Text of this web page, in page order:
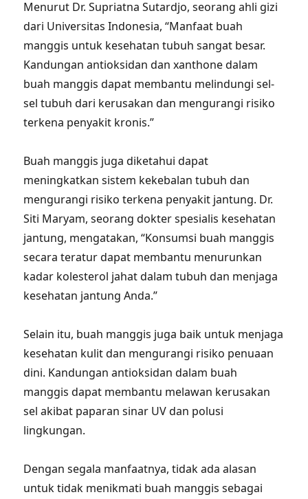
Menurut Dr. Supriatna Sutardjo, seorang ahli gizi
dari Universitas Indonesia, “Manfaat buah
manggis untuk kesehatan tubuh sangat besar.
Kandungan antioksidan dan xanthone dalam
buah manggis dapat membantu melindungi sel-
sel tubuh dari kerusakan dan mengurangi risiko
terkena penyakit kronis.”
Buah manggis juga diketahui dapat
meningkatkan sistem kekebalan tubuh dan
mengurangi risiko terkena penyakit jantung. Dr.
Siti Maryam, seorang dokter spesialis kesehatan
jantung, mengatakan, “Konsumsi buah manggis
secara teratur dapat membantu menurunkan
kadar kolesterol jahat dalam tubuh dan menjaga
kesehatan jantung Anda.”
Selain itu, buah manggis juga baik untuk menjaga
kesehatan kulit dan mengurangi risiko penuaan
dini. Kandungan antioksidan dalam buah
manggis dapat membantu melawan kerusakan
sel akibat paparan sinar UV dan polusi
lingkungan.
Dengan segala manfaatnya, tidak ada alasan
untuk tidak menikmati buah manggis sebagai